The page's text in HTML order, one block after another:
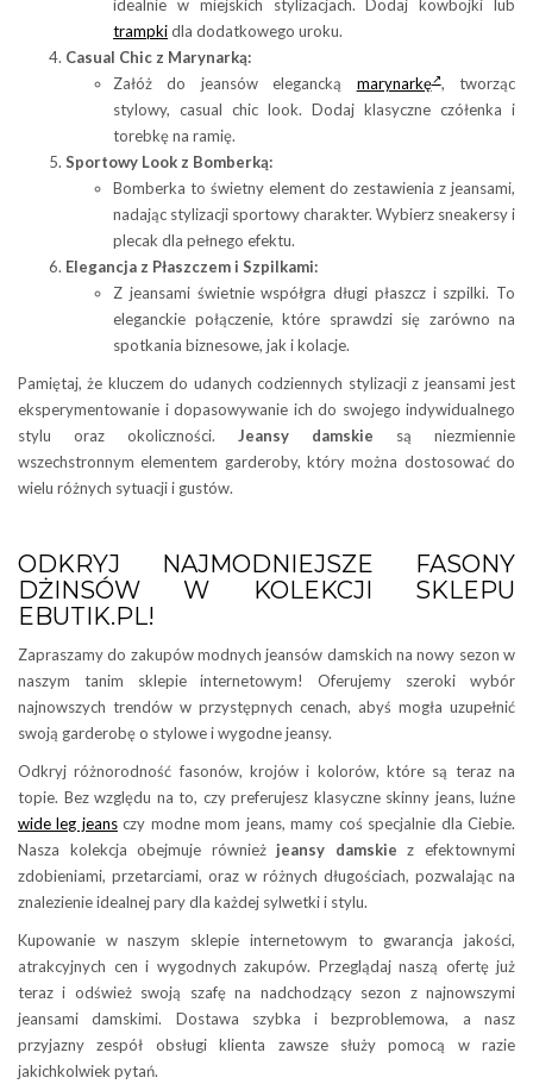
idealnie w miejskich stylizacjach. Dodaj kowbojki lub
trampkidla dodatkowego uroku.
Casual Chic z Marynarką:
Załóż do jeansów elegancką marynarkę , tworząc
stylowy, casual chic look. Dodaj klasyczne czółenka i
torebkę na ramię.
Sportowy Look z Bomberką:
Bomberka to świetny element do zestawienia z jeansami,
nadając stylizacji sportowy charakter. Wybierz sneakersy i
plecak dla pełnego efektu.
Elegancja z Płaszczem i Szpilkami:
Z jeansami świetnie współgra długi płaszcz i szpilki. To
eleganckie połączenie, które sprawdzi się zarówno na
spotkania biznesowe, jak i kolacje.
Pamiętaj, że kluczem do udanych codziennych stylizacji z jeansami jest
eksperymentowanie i dopasowywanie ich do swojego indywidualnego
stylu oraz okoliczności. Jeansy damskie są niezmiennie
wszechstronnym elementem garderoby, który można dostosować do
wielu różnych sytuacji i gustów.
ODKRYJ NAJMODNIEJSZE FASONY
DŻINSÓW W KOLEKCJI SKLEPU
EBUTIK.PL!
Zapraszamy do zakupów modnych jeansów damskich na nowy sezon w
naszym tanim sklepie internetowym! Oferujemy szeroki wybór
najnowszych trendów w przystępnych cenach, abyś mogła uzupełnić
swoją garderobę o stylowe i wygodne jeansy.
Odkryj różnorodność fasonów, krojów i kolorów, które są teraz na
topie. Bez względu na to, czy preferujesz klasyczne skinny jeans, luźne
wide leg jeansczy modne mom jeans, mamy coś specjalnie dla Ciebie.
Nasza kolekcja obejmuje również jeansy damskie z efektownymi
zdobieniami, przetarciami, oraz w różnych długościach, pozwalając na
znalezienie idealnej pary dla każdej sylwetki i stylu.
Kupowanie w naszym sklepie internetowym to gwarancja jakości,
atrakcyjnych cen i wygodnych zakupów. Przeglądaj naszą ofertę już
teraz i odśwież swoją szafę na nadchodzący sezon z najnowszymi
jeansami damskimi. Dostawa szybka i bezproblemowa, a nasz
przyjazny zespół obsługi klienta zawsze służy pomocą w razie
jakichkolwiek pytań.